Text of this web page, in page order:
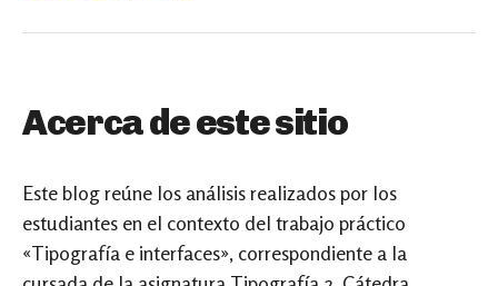
Acerca de este sitio
Este blog reúne los análisis realizados por los
estudiantes en el contexto del trabajo práctico
«Tipografía e interfaces», correspondiente a la